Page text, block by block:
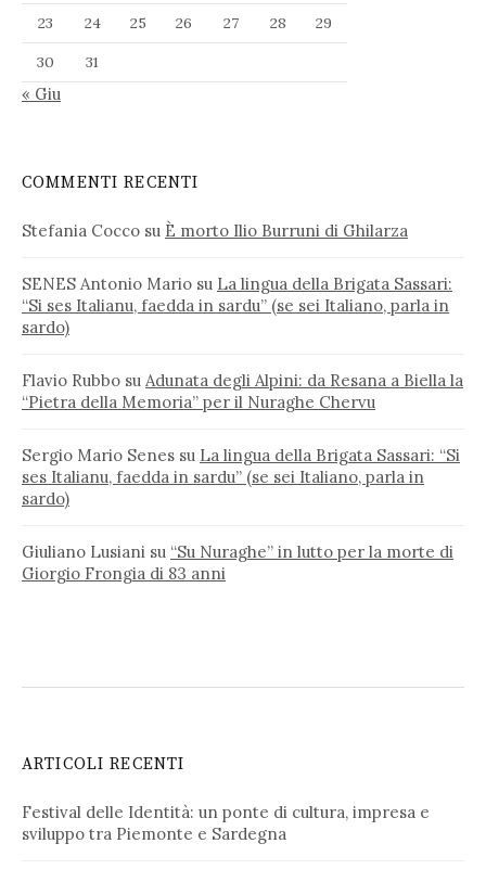
23
24 25 26 27 28
29
30
31
« Giu
COMMENTI RECENTI
Stefania Cocco su È morto Ilio Burruni di Ghilarza
SENES Antonio Mario su La lingua della Brigata Sassari:
“Si ses Italianu, faedda in sardu” (se sei Italiano, parla in
sardo)
Flavio Rubbo su Adunata degli Alpini: da Resana a Biella la
“Pietra della Memoria” per il Nuraghe Chervu
Sergio Mario Senes su La lingua della Brigata Sassari: “Si
ses Italianu, faedda in sardu” (se sei Italiano, parla in
sardo)
Giuliano Lusiani su “Su Nuraghe” in lutto per la morte di
Giorgio Frongia di 83 anni
ARTICOLI RECENTI
Festival delle Identità: un ponte di cultura, impresa e
sviluppo tra Piemonte e Sardegna